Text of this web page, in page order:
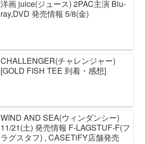
洋画 juice(ジュース) 2PAC主演 Blu-
ray,DVD 発売情報 5/8(金)
CHALLENGER(チャレンジャー)
[GOLD FISH TEE 到着・感想]
WIND AND SEA(ウィンダンシー)
11/21(土) 発売情報 F-LAGSTUF-F(フ
ラグスタフ) , CASETiFY店舗発売